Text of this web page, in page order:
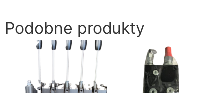
Podobne produkty